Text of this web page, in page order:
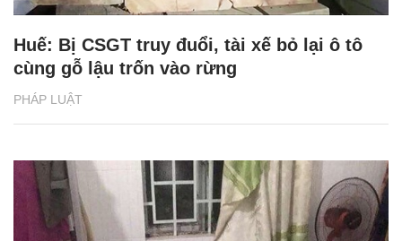
PHÁP LUẬT
Huế: Bị CSGT truy đuổi, tài xế bỏ lại ô tô
cùng gỗ lậu trốn vào rừng